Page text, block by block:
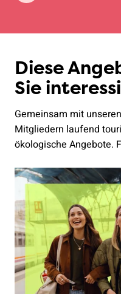
Diese
Sie
Gemeinsam mit
Mitgliedern laufend
ökologische Angebote.